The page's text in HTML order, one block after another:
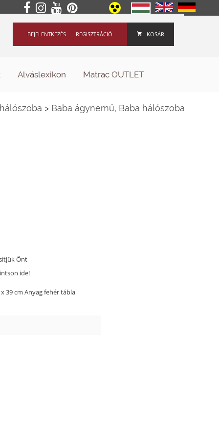
KOSÁR
REGISZTRÁCIÓ
BEJELENTKEZÉS
Alváslexikon Matrac OUTLET
> Baba ágynemű, Baba hálószoba
Önt
ide!
39 cm Anyag fehér tábla